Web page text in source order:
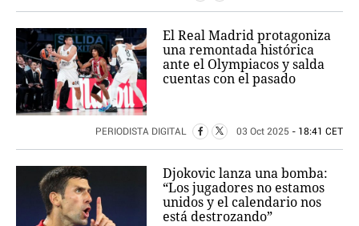
El Real Madrid protagoniza
una remontada histórica
ante el Olympiacos y salda
cuentas con el pasado
PERIODISTA DIGITAL 03 Oct 2025 - 18:41 CET
Djokovic lanza una bomba:
“Los jugadores no estamos
unidos y el calendario nos
está destrozando”